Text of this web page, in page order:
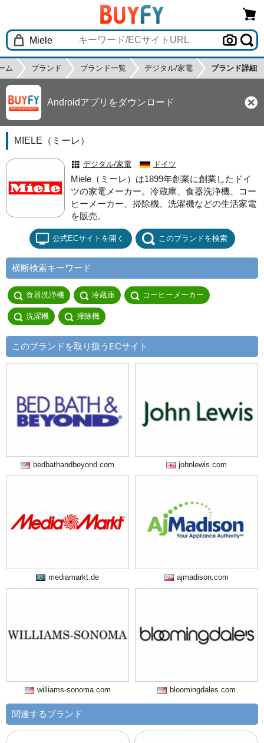
ム ブランド ブランド一覧 デジタル/家電 ブランド詳細
Androidアプリをダウンロード
MIELE（ミーレ）
デジタル/家電 ドイツ
Miele（ミーレ）は1899年創業に創業したドイ
ツの家電メーカー。冷蔵庫、食器洗浄機、コー
ヒーメーカー、掃除機、洗濯機などの生活家電
を販売。
公式ECサイトを開く このブランドを検索
横断検索キーワード
食器洗浄機 冷蔵庫 コーヒーメーカー
洗濯機 掃除機
このブランドを取り扱うECサイト
bedbathandbeyond.com johnlewis.com
mediamarkt.de ajmadison.com
williams-sonoma.com bloomingdales.com
関連するブランド